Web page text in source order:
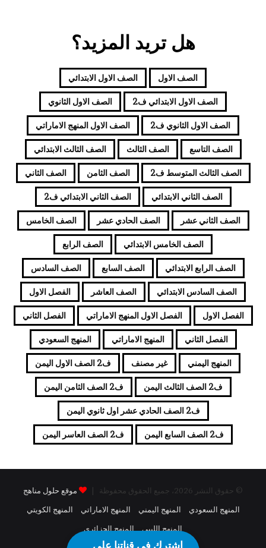
اشترك في قناتنا على
هل تريد المزيد؟
الصف الاول الصف الاول الابتدائي
الصف الاول الابتدائي ف2 الصف الاول الثانوي
الصف الاول الثانوي ف2 الصف الاول المنهج الاماراتي
الصف التاسع الصف الثالث الصف الثالث الابتدائي
الصف الثالث المتوسط ف2 الصف الثامن الصف الثاني
الصف الثاني الابتدائي الصف الثاني الابتدائي ف2
الصف الثاني عشر الصف الحادي عشر الصف الخامس
الصف الخامس الابتدائي الصف الرابع
الصف الرابع الابتدائي الصف السابع الصف السادس
الصف السادس الابتدائي الصف العاشر الفصل الاول
الفصل الاول الفصل الاول المنهج الاماراتي الفصل الثاني
الفصل الثاني المنهج الاماراتي المنهج السعودي
المنهج اليمني غير مصنف ف2 الصف الاول اليمن
ف2 الصف الثالث اليمن ف2 الصف الثامن اليمن
ف2 الصف الحادي عشر اول ثانوي اليمن
ف2 الصف السابع اليمن ف2 الصف العاسر اليمن
© حقوق النشر 2026، جميع الحقوق محفوظة |
موقع حلول مناهج
المنهج السعودي
المنهج اليمني المنهج الاماراتي
المنهج الكويتي
المنهج الليبي
المنهج الجزائري